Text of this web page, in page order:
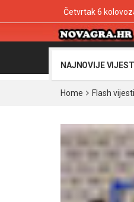
Četvrtak 6
NAJNOVIJE VIJESTI
Home Flash vijesti